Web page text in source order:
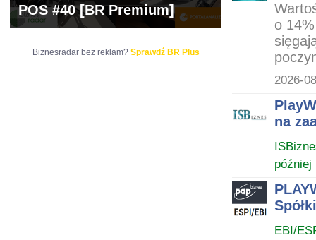
o
2026-
na
później
EBI/
POS #40 [BR Premium]
Biznesradar bez reklam? Sprawdź BR Plus